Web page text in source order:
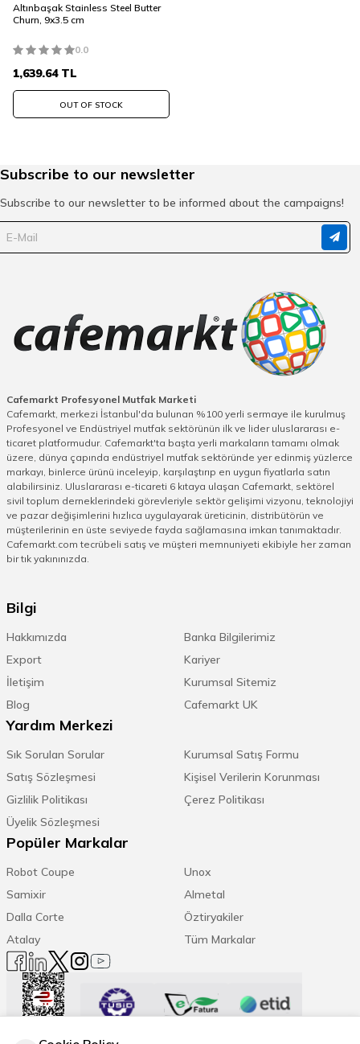
Altınbaşak Stainless Steel Butter
Churn, 9x3.5 cm
0.0
1,639.64TL
OUT OF STOCK
Subscribe to our newsletter
Subscribe to our newsletter to be informed about the campaigns!
Cafemarkt Profesyonel Mutfak Marketi
Cafemarkt, merkezi İstanbul'da bulunan %100 yerli sermaye ile kurulmuş
Profesyonel ve Endüstriyel mutfak sektörünün ilk ve lider uluslararası e-
ticaret platformudur. Cafemarkt'ta başta yerli markaların tamamı olmak
üzere, dünya çapında endüstriyel mutfak sektöründe yer edinmiş yüzlerce
markayı, binlerce ürünü inceleyip, karşılaştırıp en uygun fiyatlarla satın
alabilirsiniz. Uluslararası e-ticareti 6 kıtaya ulaşan Cafemarkt, sektörel
sivil toplum derneklerindeki görevleriyle sektör gelişimi vizyonu, teknolojiyi
ve pazar değişimlerini hızlıca uygulayarak üreticinin, distribütörün ve
müşterilerinin en üste seviyede fayda sağlamasına imkan tanımaktadır.
Cafemarkt.com tecrübeli satış ve müşteri memnuniyeti ekibiyle her zaman
bir tık yakınınızda.
Bilgi
Hakkımızda
Banka Bilgilerimiz
Export
Kariyer
İletişim
Kurumsal Sitemiz
Blog
Cafemarkt UK
Yardım Merkezi
Sık Sorulan Sorular
Kurumsal Satış Formu
Satış Sözleşmesi
Kişisel Verilerin Korunması
Gizlilik Politikası
Çerez Politikası
Üyelik Sözleşmesi
Popüler Markalar
Robot Coupe
Unox
Samixir
Almetal
Dalla Corte
Öztiryakiler
Atalay
Tüm Markalar